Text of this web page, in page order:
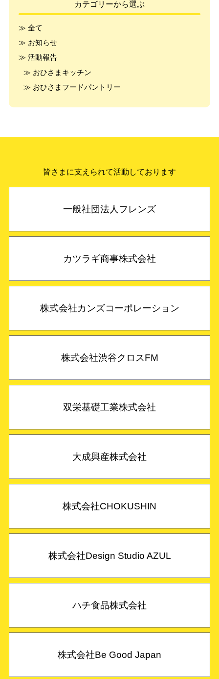
カテゴリーから選ぶ
≫ 全て
≫ お知らせ
≫ 活動報告
≫ おひさまキッチン
≫ おひさまフードパントリー
皆さまに支えられて活動しております
一般社団法人フレンズ
カツラギ商事株式会社
株式会社カンズコーポレーション
株式会社渋谷クロスFM
双栄基礎工業株式会社
大成興産株式会社
株式会社CHOKUSHIN
株式会社Design Studio AZUL
ハチ食品株式会社
株式会社Be Good Japan